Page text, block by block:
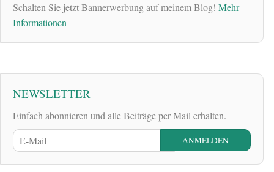
Schalten Sie jetzt Bannerwerbung auf meinem Blog! Mehr
Informationen
NEWSLETTER
Einfach abonnieren und alle Beiträge per Mail erhalten.